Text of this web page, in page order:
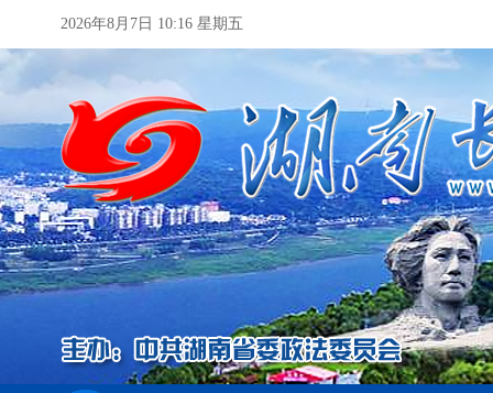
2026年8月7日 10:16 星期五